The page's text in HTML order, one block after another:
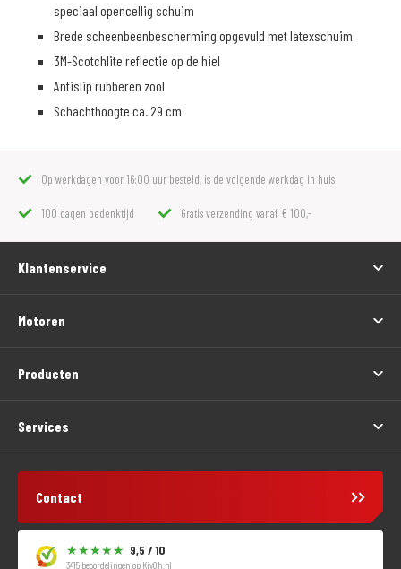
speciaal opencellig schuim
Brede scheenbeenbescherming opgevuld met latexschuim
3M-Scotchlite reflectie op de hiel
Antislip rubberen zool
Schachthoogte ca. 29 cm
Op werkdagen voor 16:00 uur besteld, is de volgende werkdag in huis
100 dagen bedenktijd Gratis verzending vanaf € 100,-
Klantenservice
Motoren
Producten
Services
Contact
9,5 / 10
3415 beoordelingen op KiyOh.nl